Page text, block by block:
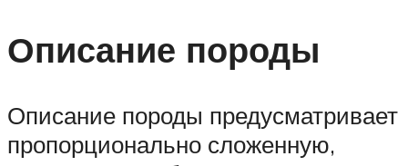
Описание породы
Описание породы предусматривает
пропорционально сложенную,